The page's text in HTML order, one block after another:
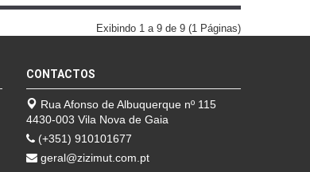
Exibindo 1 a 9 de 9 (1 Páginas)
CONTACTOS
Rua Afonso de Albuquerque nº 115
4430-003 Vila Nova de Gaia
(+351) 910101677
geral@zizimut.com.pt